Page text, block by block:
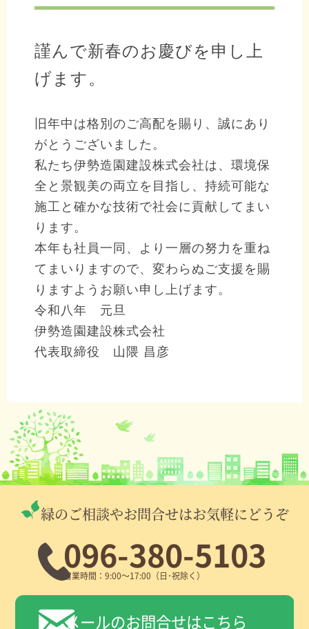
謹んで新春のお慶びを申し上
げます。
旧年中は格別のご高配を賜り、誠にあり
がとうございました。
私たち伊勢造園建設株式会社は、環境保
全と景観美の両立を目指し、持続可能な
施工と確かな技術で社会に貢献してまい
ります。
本年も社員一同、より一層の努力を重ね
てまいりますので、変わらぬご支援を賜
りますようお願い申し上げます。
令和八年 元旦
伊勢造園建設株式会社
代表取締役 山隈 昌彦
緑のご相談やお問合せはお気軽にどうぞ
096-380-5103
営業時間：9:00～17:00（日･祝除く）
メールのお問合せはこちら